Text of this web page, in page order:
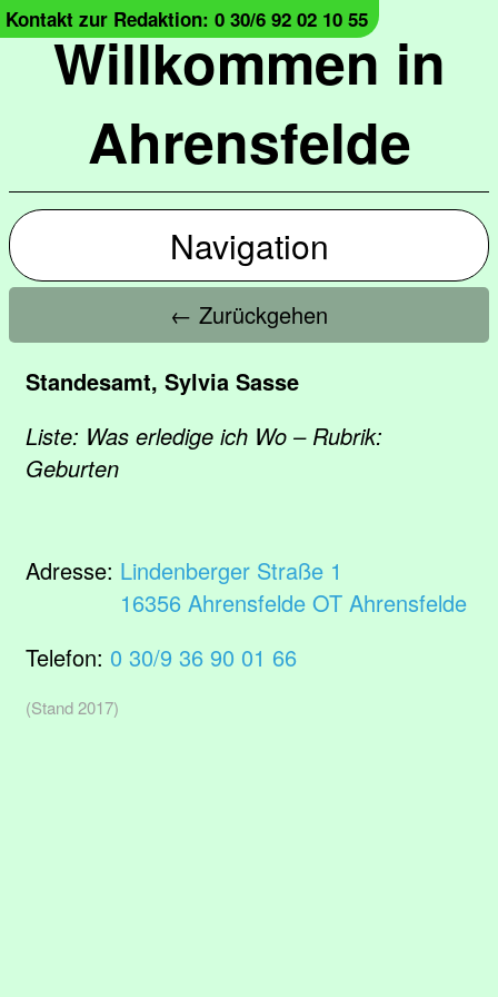
Willkommen in
Ahrensfelde
Kontakt zur Redaktion: 0 30/6 92 02 10 55
Navigation
← Zurückgehen
Standesamt, Sylvia Sasse
Liste: Was erledige ich Wo – Rubrik:
Geburten
Adresse: Lindenberger Straße 1
16356 Ahrensfelde OT Ahrensfelde
Telefon: 0 30/9 36 90 01 66
(Stand 2017)